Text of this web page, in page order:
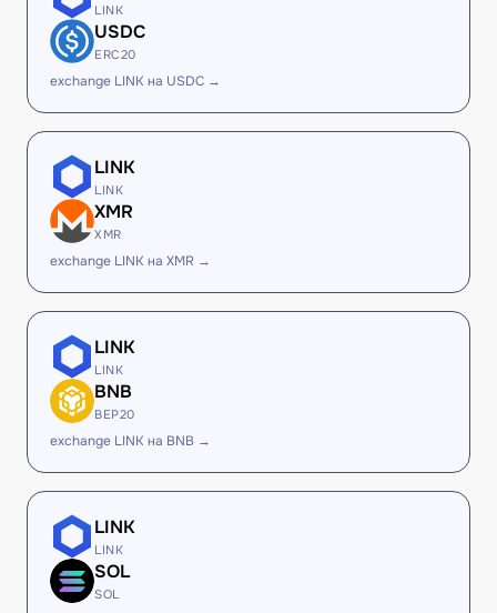
LINK
USDC
ERC20
exchange LINK на USDC →
LINK
LINK
XMR
XMR
exchange LINK на XMR →
LINK
LINK
BNB
BEP20
exchange LINK на BNB →
LINK
LINK
SOL
SOL